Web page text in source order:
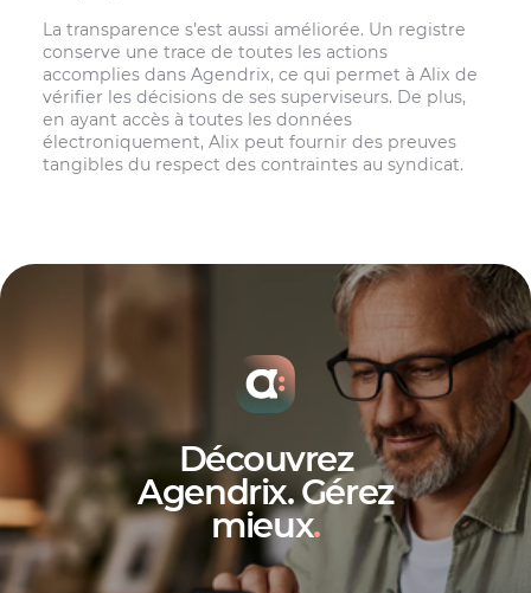
La transparence s’est aussi améliorée. Un registre
conserve une trace de toutes les actions
accomplies dans Agendrix, ce qui permet à Alix de
vérifier les décisions de ses superviseurs. De plus,
en ayant accès à toutes les données
électroniquement, Alix peut fournir des preuves
tangibles du respect des contraintes au syndicat.
Découvrez
Agendrix. Gérez
mieux.